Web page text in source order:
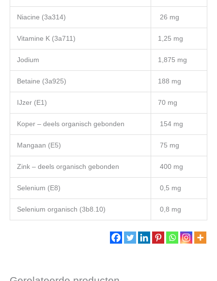
Niacine (3a314) 26 mg
Vitamine K (3a711) 1,25 mg
Jodium 1,875 mg
Betaine (3a925) 188 mg
IJzer (E1) 70 mg
Koper – deels organisch gebonden 154 mg
Mangaan (E5) 75 mg
Zink – deels organisch gebonden 400 mg
Selenium (E8) 0,5 mg
Selenium organisch (3b8.10) 0,8 mg